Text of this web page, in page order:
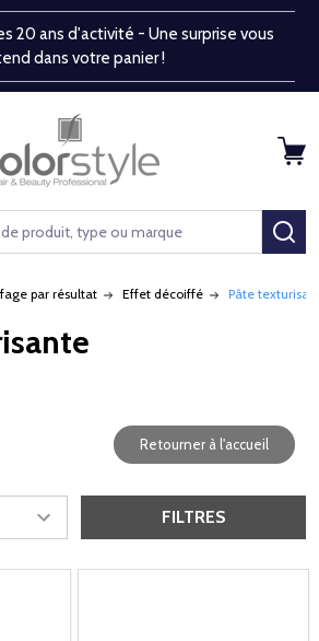
20 ans d'activité - Une surprise vous
dans votre panier !
par résultat Effet décoiffé Pâte
Retourner à l'accueil
FILTRES